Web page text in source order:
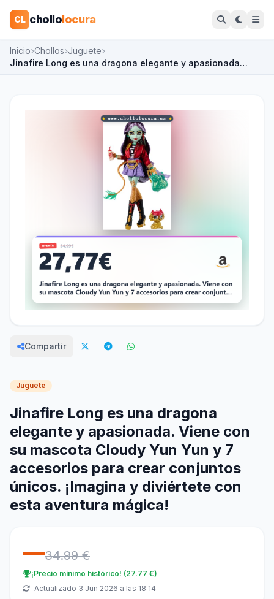
CL chollolocura
Inicio Chollos Juguete
Jinafire Long es una dragona elegante y apasionada…
Compartir
Juguete
Jinafire Long es una dragona
elegante y apasionada. Viene con
su mascota Cloudy Yun Yun y 7
accesorios para crear conjuntos
únicos. ¡Imagina y diviértete con
esta aventura mágica!
—34.99 €
¡Precio mínimo histórico! (27.77 €)
Actualizado 3 Jun 2026 a las 18:14